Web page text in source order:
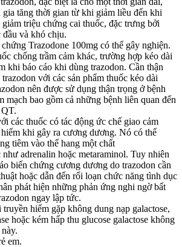
gia tăng thời gian từ khi giảm liều đến khi
triệu chứng cai thuốc, đặc trưng bởi
và khó chịu.
Trazodone 100mg có thể gây nghiện.
chống trầm cảm khác, trường hợp kéo dài
khi báo cáo khi dùng trazodon. Cần thận
với các sản phẩm thuốc kéo dài
nên được sử dụng thận trọng ở bệnh
mạch bao gồm cả những bệnh liên quan đến
các thuốc có tác động ức chế giao cảm
khi gây ra cương dương. Nó có thể
tiêm vào thể hang một chất
như adrenalin hoặc metaraminol. Tuy nhiên
biến chứng cương dương do trazodon cần
hoặc dẫn đến rối loạn chức năng tình dục
phát hiện những phản ứng nghi ngờ bất
ngay lập tức.
hiếm gặp không dung nạp galactose,
hoặc kém hấp thu glucose galactose không
em.